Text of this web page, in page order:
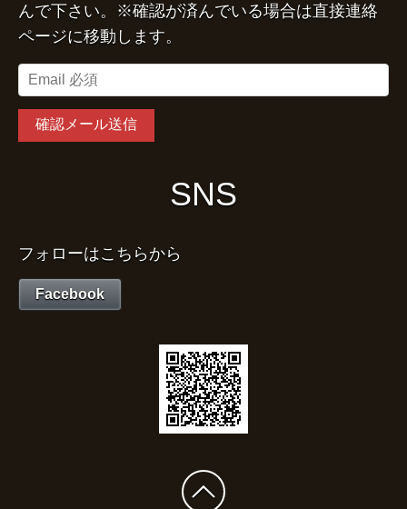
んで下さい。※確認が済んでいる場合は直接連絡
ページに移動します。
SNS
フォローはこちらから
Facebook